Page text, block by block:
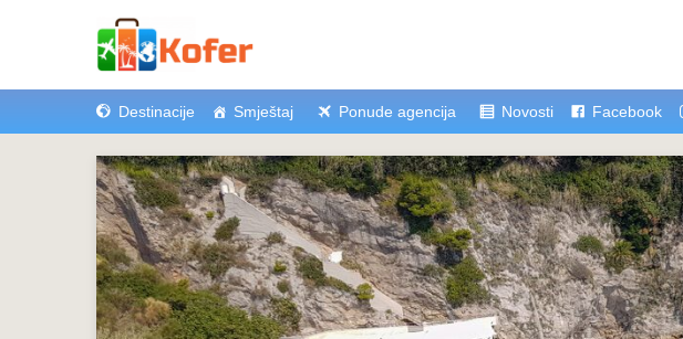
Destinacije Smještaj Ponude agencija Novosti Facebook